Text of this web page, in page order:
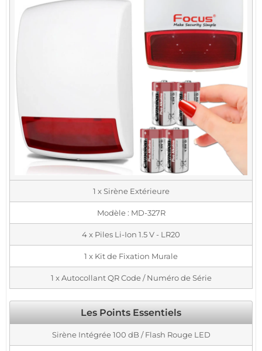
1 x Sirène Extérieure
Modèle : MD-327R
4 x Piles Li-Ion 1.5 V - LR20
1 x Kit de Fixation Murale
1 x Autocollant QR Code / Numéro de Série
Les Points Essentiels
Sirène Intégrée 100 dB / Flash Rouge LED